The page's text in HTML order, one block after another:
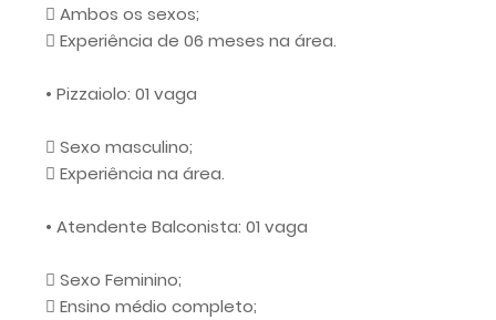
 Ambos os sexos;
 Experiência de 06 meses na área.
• Pizzaiolo: 01 vaga
 Sexo masculino;
 Experiência na área.
• Atendente Balconista: 01 vaga
 Sexo Feminino;
 Ensino médio completo;